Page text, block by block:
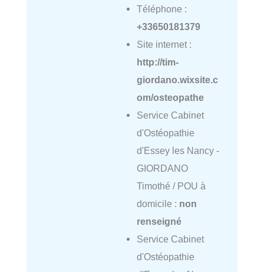
Téléphone :
+33650181379
Site internet :
http://tim-
giordano.wixsite.c
om/osteopathe
Service Cabinet
d'Ostéopathie
d'Essey les Nancy -
GIORDANO
Timothé / POU à
domicile : non
renseigné
Service Cabinet
d'Ostéopathie